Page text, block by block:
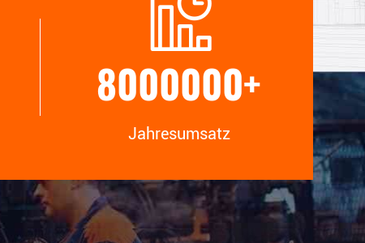
die beste Lösung für all Ihre Sorgen
8000000+
Jahresumsatz